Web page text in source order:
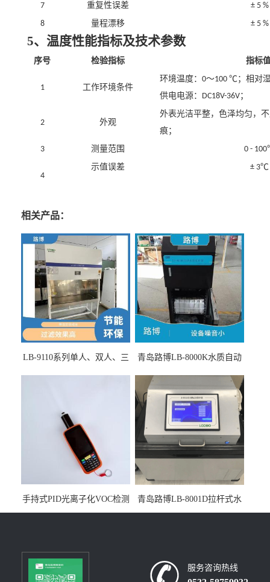
7
重复性误差
± 5 %
8
量程漂移 ± 5 %
5、温度性能指标及技术参数
序号 检验指标 指标
1 工作环境条件
环境温度： 0～100 ℃；相对
供电电源：
DC18V-36V；
2 外观
外表光洁平整，色泽均匀，
痕；
3 测量范围 0 - 100
4
示值误差 ± 3℃
相关产品：
LB-9110系列单人、双人、三
青岛路博LB-8000K水质自动
手持式PID光离子化VOC检测
仪（挥发性有机物设备）
青岛路博LB-8001D拉杆式水
质采样器
服务咨询热线